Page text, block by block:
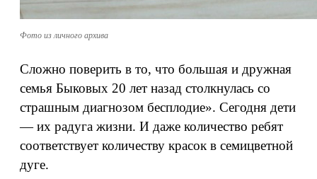
Фото из личного архива
Сложно поверить в то, что большая и дружная
семья Быковых 20 лет назад столкнулась со
страшным диагнозом бесплодие». Сегодня дети
— их радуга жизни. И даже количество ребят
соответствует количеству красок в семицветной
дуге.